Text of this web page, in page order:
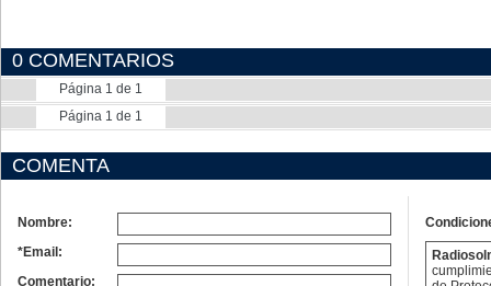
0 COMENTARIOS
Página 1 de 1
Página 1 de 1
COMENTA
Nombre:
*Email:
Comentario: